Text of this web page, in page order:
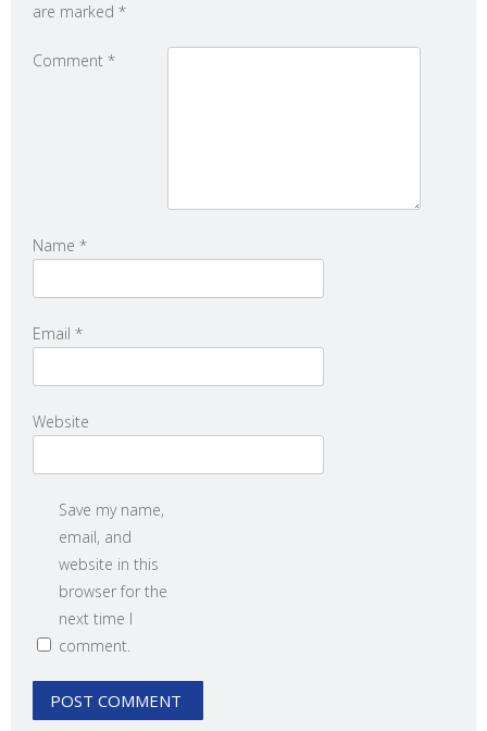
are marked *
Comment *
Name *
Email *
Website
Save my name,
email, and
website in this
browser for the
next time I
comment.